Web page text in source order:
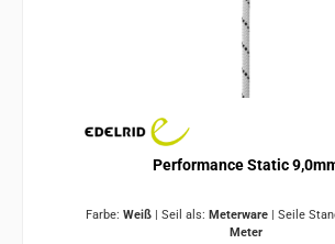
Performance Static
Farbe: Weiß | Seil als: Meterware | Seile
Meter